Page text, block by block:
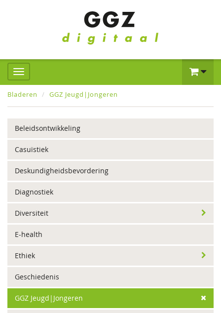
Bladeren GGZ Jeugd|Jongeren
Beleidsontwikkeling
Casuïstiek
Deskundigheidsbevordering
Diagnostiek
Diversiteit
E-health
Ethiek
Geschiedenis
GGZ Jeugd|Jongeren